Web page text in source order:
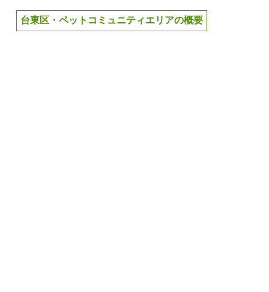
台東区・ペットコミュニティエリアの概要